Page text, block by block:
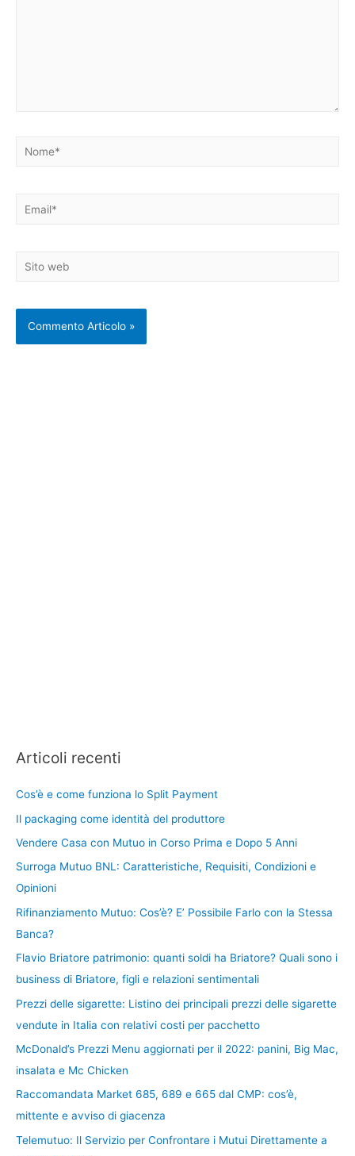
Nome*
Email*
Sito
Articoli recenti
Cos’è e come funziona lo Split Payment
Il packaging come identità del produttore
Vendere Casa con Mutuo in Corso Prima e Dopo 5 Anni
Surroga Mutuo BNL: Caratteristiche, Requisiti, Condizioni e
Opinioni
Rifinanziamento Mutuo: Cos’è? E’ Possibile Farlo con la Stessa
Banca?
Flavio Briatore patrimonio: quanti soldi ha Briatore? Quali sono i
business di Briatore, figli e relazioni sentimentali
Prezzi delle sigarette: Listino dei principali prezzi delle sigarette
vendute in Italia con relativi costi per pacchetto
McDonald’s Prezzi Menu aggiornati per il 2022: panini, Big Mac,
insalata e Mc Chicken
Raccomandata Market 685, 689 e 665 dal CMP: cos’è,
mittente e avviso di giacenza
Telemutuo: Il Servizio per Confrontare i Mutui Direttamente a